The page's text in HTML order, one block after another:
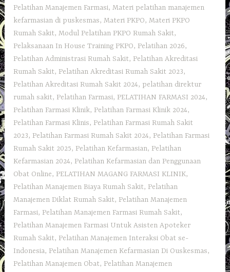
Pelatihan Manajemen Farmasi,Materi pelatihan manajemen
kefarmasian di puskesmas,Materi PKPO,Materi PKPO
Rumah Sakit,Modul Pelatihan PKPO Rumah Sakit,
Pelaksanaan In House Training PKPO, Pelatihan 2026,
Pelatihan Administrasi Rumah Sakit, Pelatihan Akreditasi
Rumah Sakit, Pelatihan Akreditasi Rumah Sakit 2023,
Pelatihan Akreditasi Rumah Sakit 2024, pelatihan direktur
rumah sakit, Pelatihan Farmasi, PELATIHAN FARMASI 2024,
Pelatihan Farmasi Klinik, Pelatihan Farmasi Klinik 2024,
Pelatihan Farmasi Klinis, Pelatihan Farmasi Rumah Sakit
2023, Pelatihan Farmasi Rumah Sakit 2024, Pelatihan Farmasi
Rumah Sakit 2025, Pelatihan Kefarmasian, Pelatihan
Kefarmasian 2024, Pelatihan Kefarmasian dan Penggunaan
Obat Online, PELATIHAN MAGANG FARMASI KLINIK,
Pelatihan Manajemen Biaya Rumah Sakit, Pelatihan
Manajemen Diklat Rumah Sakit, Pelatihan Manajemen
Farmasi, Pelatihan Manajemen Farmasi Rumah Sakit,
Pelatihan Manajemen Farmasi Untuk Asisten Apoteker
Rumah Sakit, Pelatihan Manajemen Interaksi Obat se-
Indonesia, Pelatihan Manajemen Kefarmasian Di Ouskesmas,
Pelatihan Manajemen Obat, Pelatihan Manajemen